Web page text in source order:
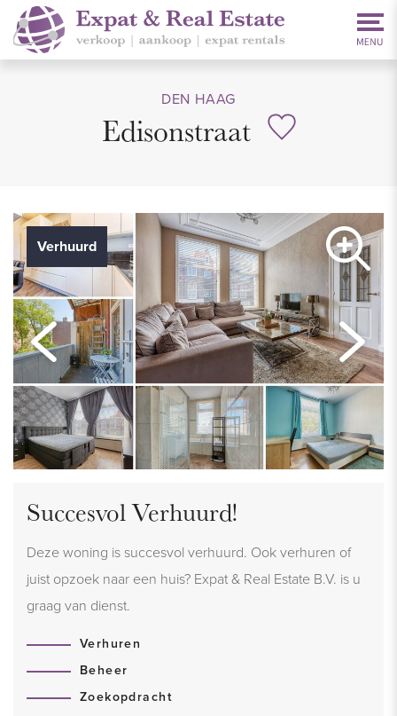
DEN HAAG
Edisonstraat
Verhuurd
Succesvol Verhuurd!
Deze woning is succesvol verhuurd. Ook verhuren of
juist opzoek naar een huis? Expat & Real Estate B.V. is u
graag van dienst.
Verhuren
Beheer
Zoekopdracht